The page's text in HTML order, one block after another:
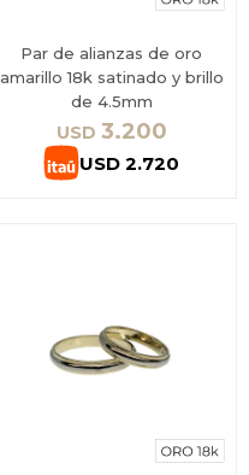
Par de alianzas de oro
amarillo 18k satinado y brillo
de 4.5mm
USD 3.200
USD 2.720